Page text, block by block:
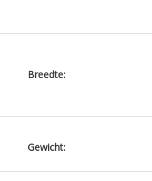
Breedte:
Gewicht: